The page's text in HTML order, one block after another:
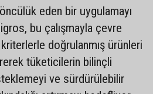
eden bir uygulamayı
bu çalışmayla çevre
doğrulanmış ürünleri
tüketicilerin bilinçli
ve sürdürülebilir